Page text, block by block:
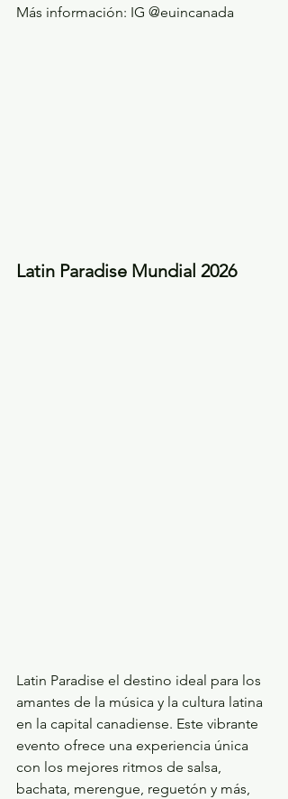
Más información: IG @euincanada
Latin Paradise Mundial 2026
Latin Paradise el destino ideal para los
amantes de la música y la cultura latina
en la capital canadiense. Este vibrante
evento ofrece una experiencia única
con los mejores ritmos de salsa,
bachata, merengue, reguetón y más,